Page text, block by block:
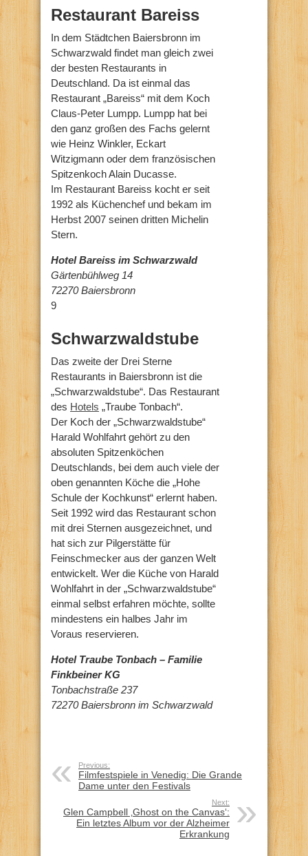
Restaurant Bareiss
In dem Städtchen Baiersbronn im
Schwarzwald findet man gleich zwei
der besten Restaurants in
Deutschland. Da ist einmal das
Restaurant „Bareiss“ mit dem Koch
Claus-Peter Lumpp. Lumpp hat bei
den ganz großen des Fachs gelernt
wie Heinz Winkler, Eckart
Witzigmann oder dem französischen
Spitzenkoch Alain Ducasse.
Im Restaurant Bareiss kocht er seit
1992 als Küchenchef und bekam im
Herbst 2007 seinen dritten Michelin
Stern.
Hotel Bareiss im Schwarzwald
Gärtenbühlweg 14
72270 Baiersbronn
9
Schwarzwaldstube
Das zweite der Drei Sterne
Restaurants in Baiersbronn ist die
„Schwarzwaldstube“. Das Restaurant
des Hotels „Traube Tonbach“.
Der Koch der „Schwarzwaldstube“
Harald Wohlfahrt gehört zu den
absoluten Spitzenköchen
Deutschlands, bei dem auch viele der
oben genannten Köche die „Hohe
Schule der Kochkunst“ erlernt haben.
Seit 1992 wird das Restaurant schon
mit drei Sternen ausgezeichnet, und
hat sich zur Pilgerstätte für
Feinschmecker aus der ganzen Welt
entwickelt. Wer die Küche von Harald
Wohlfahrt in der „Schwarzwaldstube“
einmal selbst erfahren möchte, sollte
mindestens ein halbes Jahr im
Voraus reservieren.
Hotel Traube Tonbach – Familie
Finkbeiner KG
Tonbachstraße 237
72270 Baiersbronn im Schwarzwald
Previous:
Filmfestspiele in Venedig: Die Grande
Dame unter den Festivals
Next:
Glen Campbell ‚Ghost on the Canvas‘:
Ein letztes Album vor der Alzheimer
Erkrankung